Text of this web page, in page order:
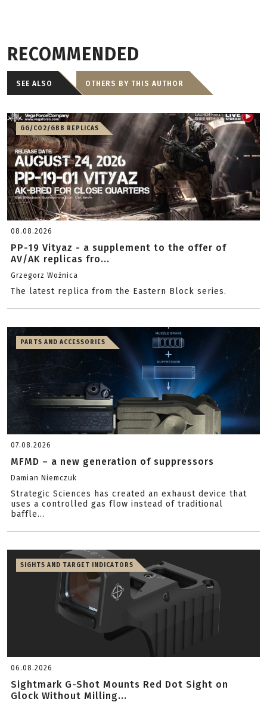
RECOMMENDED
SEE ALSO OTHERS BY THIS AUTHOR
GG/CO2/GBB REPLICAS
08.08.2026
PP-19 Vityaz - a supplement to the offer of
AV/AK replicas fro...
Grzegorz Woźnica
The latest replica from the Eastern Block series.
PARTS AND ACCESSORIES
07.08.2026
MFMD – a new generation of suppressors
Damian Niemczuk
Strategic Sciences has created an exhaust device that
uses a controlled gas flow instead of traditional
baffle...
SIGHTS AND TARGET INDICATORS
06.08.2026
Sightmark G-Shot Mounts Red Dot Sight on
Glock Without Milling...